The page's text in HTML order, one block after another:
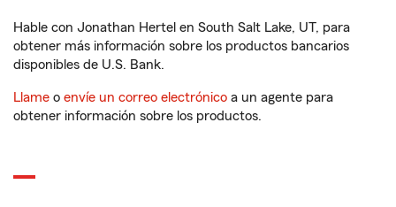
Hable con Jonathan Hertel en South Salt Lake, UT, para
obtener más información sobre los productos bancarios
disponibles de U.S. Bank.
Llame o envíe un correo electrónico a un agente para
obtener información sobre los productos.